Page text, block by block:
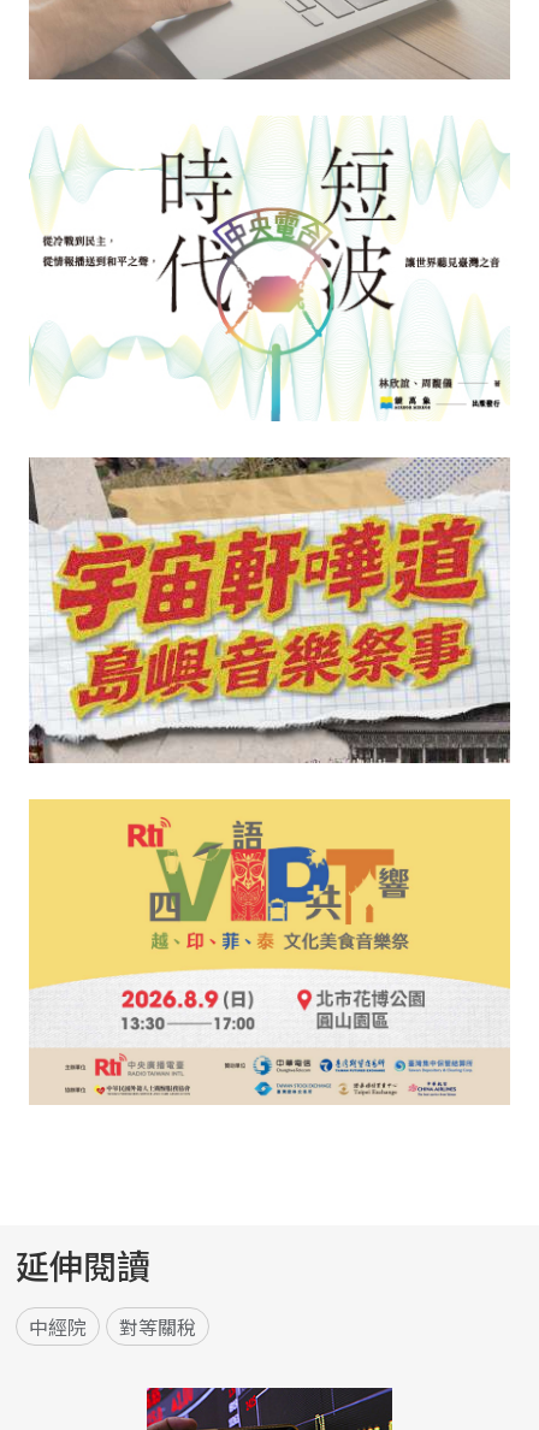
延伸閱讀
中經院 對等關稅